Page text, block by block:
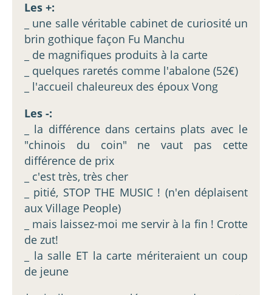
Les +:
_ une salle véritable cabinet de curiosité un
brin gothique façon Fu Manchu
_ de magnifiques produits à la carte
_ quelques raretés comme l'abalone (52€)
_ l'accueil chaleureux des époux Vong
Les -:
_ la différence dans certains plats avec le
"chinois du coin" ne vaut pas cette
différence de prix
_ c'est très, très cher
_ pitié, STOP THE MUSIC ! (n'en déplaisent
aux Village People)
_ mais laissez-moi me servir à la fin ! Crotte
de zut!
_ la salle ET la carte mériteraient un coup
de jeune